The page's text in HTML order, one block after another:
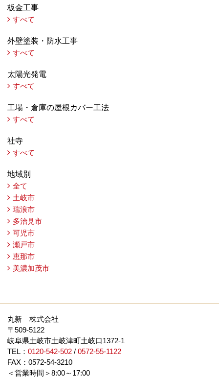
板金工事
すべて
外壁塗装・防水工事
すべて
太陽光発電
すべて
工場・倉庫の屋根カバー工法
すべて
社寺
すべて
地域別
全て
土岐市
瑞浪市
多治見市
可児市
瀬戸市
恵那市
美濃加茂市
丸新 株式会社
〒509-5122
岐阜県土岐市土岐津町土岐口1372-1
TEL： 0120-542-502 / 0572-55-1122
FAX：0572-54-3210
＜営業時間＞8:00～17:00